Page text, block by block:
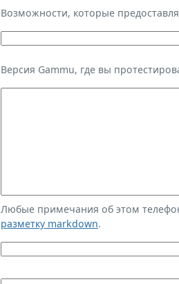
Возможности, которые
Версия Gammu, где вы
Любые примечания об этом
разметку markdown.